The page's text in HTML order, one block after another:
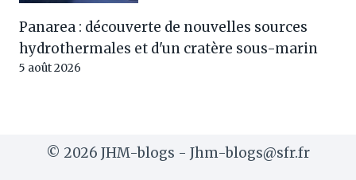
Panarea : découverte de nouvelles sources
hydrothermales et d'un cratère sous-marin
5 août 2026
© 2026 JHM-blogs - Jhm-blogs@sfr.fr